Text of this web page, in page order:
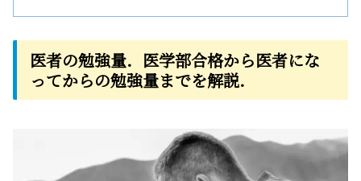
医者の勉強量．医学部合格から医者にな
ってからの勉強量までを解説．